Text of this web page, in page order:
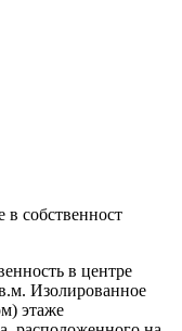
собственност
в центре
Изолированное
этаже